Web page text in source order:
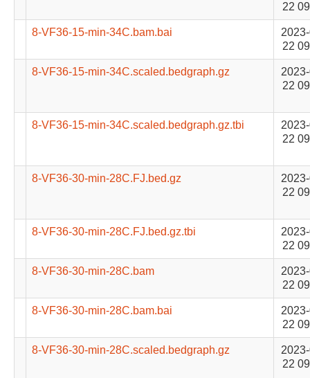
22
8-VF36-15-min-34C.bam.bai
22
8-VF36-15-min-34C.scaled.bedgraph.gz
22
8-VF36-15-min-34C.scaled.bedgraph.gz.tbi
22
8-VF36-30-min-28C.FJ.bed.gz
22
8-VF36-30-min-28C.FJ.bed.gz.tbi
22
8-VF36-30-min-28C.bam
22
8-VF36-30-min-28C.bam.bai
22
8-VF36-30-min-28C.scaled.bedgraph.gz
22